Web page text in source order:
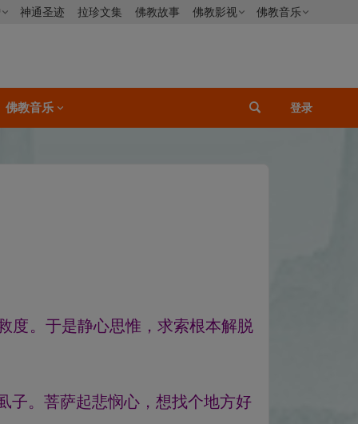
神通圣迹 拉珍文集 佛教故事 佛教影视 佛教音乐
佛教音乐 登录
度。于是静心思惟，求索根本解脱
子。菩萨起悲悯心，想找个地方好